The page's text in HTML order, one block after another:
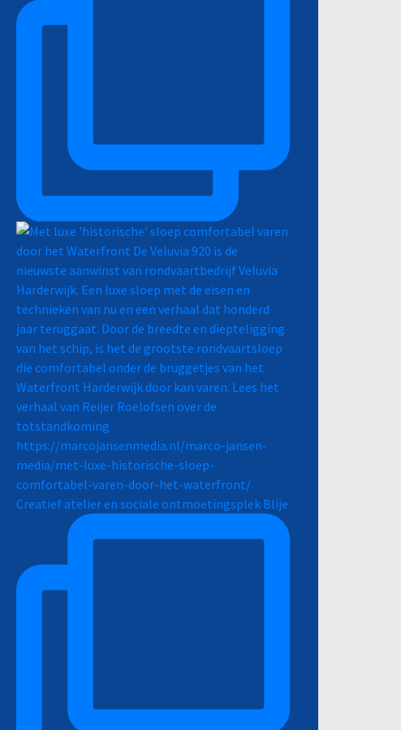
Creatief atelier en sociale ontmoetingsplek Blije